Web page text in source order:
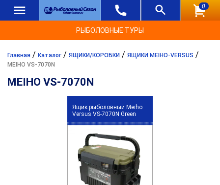
0
РЫБОЛОВНЫЕ ТУРЫ
Главная / Каталог / ЯЩИКИ/КОРОБКИ / ЯЩИКИ MEIHO-VERSUS /
MEIHO VS-7070N
MEIHO VS-7070N
Ящик рыболовный Meiho
Versus VS-7070N Green